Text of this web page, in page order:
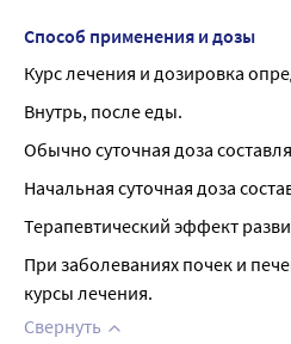
Способ применения и дозы
Курс лечения и дозировка
Внутрь, после еды.
Обычно суточная доза
Начальная суточная доза
Терапевтический эффект
При заболеваниях почек и
курсы лечения.
Свернуть